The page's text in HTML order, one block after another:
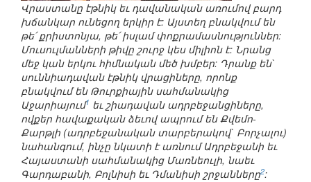
Վրաստանը էթնիկ եւ դավանական առումով բարդ
խճանկար ունեցող երկիր է: Այստեղ բնակվում են
թե՛ քրիստոնյա, թե՛ իսլամ փոքրամասնություններ:
Մուսուլմանների թիվը շուրջ կես միլիոն է: Նրանց
մեջ կան երկու հիմնական մեծ խմբեր: Դրանք են`
սուննիադավան էթնիկ վրացիները, որոնք
բնակվում են Թուրքիային սահմանակից
Աջարիայում1 եւ շիադավան ադրբեջանցիները,
ովքեր հավաքական ձեւով ապրում են Քվեմո-
Քարթլի (ադրբեջանական տարբերակով` Բորչալու)
նահանգում, ինչը նկատի է առնում Ադրբեջանի եւ
Հայաստանի սահմանակից Մառնեուլի, նաեւ
Գարդաբանի, Բոլնիսի եւ Դմանիսի շրջանները2: